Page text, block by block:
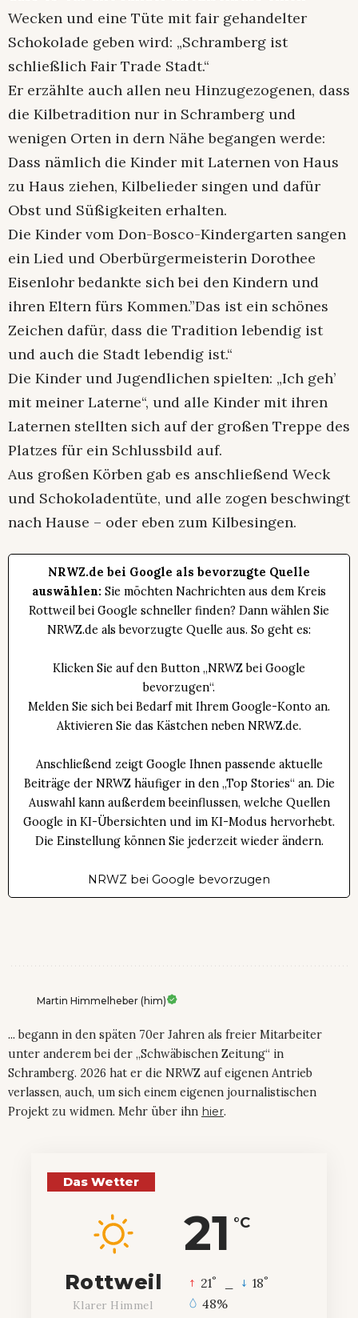
Wecken und eine Tüte mit fair gehandelter
Schokolade geben wird: „Schramberg ist
schließlich Fair Trade Stadt.“
Er erzählte auch allen neu Hinzugezogenen, dass
die Kilbetradition nur in Schramberg und
wenigen Orten in dern Nähe begangen werde:
Dass nämlich die Kinder mit Laternen von Haus
zu Haus ziehen, Kilbelieder singen und dafür
Obst und Süßigkeiten erhalten.
Die Kinder vom Don-Bosco-Kindergarten sangen
ein Lied und Oberbürgermeisterin Dorothee
Eisenlohr bedankte sich bei den Kindern und
ihren Eltern fürs Kommen.”Das ist ein schönes
Zeichen dafür, dass die Tradition lebendig ist
und auch die Stadt lebendig ist.“
Die Kinder und Jugendlichen spielten: „Ich geh’
mit meiner Laterne“, und alle Kinder mit ihren
Laternen stellten sich auf der großen Treppe des
Platzes für ein Schlussbild auf.
Aus großen Körben gab es anschließend Weck
und Schokoladentüte, und alle zogen beschwingt
nach Hause – oder eben zum Kilbesingen.
NRWZ.de bei Google als bevorzugte Quelle
auswählen: Sie möchten Nachrichten aus dem Kreis
Rottweil bei Google schneller finden? Dann wählen Sie
NRWZ.de als bevorzugte Quelle aus. So geht es:
Klicken Sie auf den Button „NRWZ bei Google
bevorzugen“.
Melden Sie sich bei Bedarf mit Ihrem Google-Konto an.
Aktivieren Sie das Kästchen neben NRWZ.de.
Anschließend zeigt Google Ihnen passende aktuelle
Beiträge der NRWZ häufiger in den „Top Stories“ an. Die
Auswahl kann außerdem beeinflussen, welche Quellen
Google in KI-Übersichten und im KI-Modus hervorhebt.
Die Einstellung können Sie jederzeit wieder ändern.
NRWZ bei Google bevorzugen
Martin Himmelheber (him)
... begann in den späten 70er Jahren als freier Mitarbeiter
unter anderem bei der „Schwäbischen Zeitung“ in
Schramberg. 2026 hat er die NRWZ auf eigenen Antrieb
verlassen, auch, um sich einem eigenen journalistischen
Projekt zu widmen. Mehr über ihn hier.
Das Wetter
21 °C
Rottweil
Klarer Himmel
21° 18°
48%